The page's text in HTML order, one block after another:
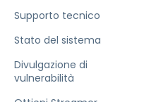
Supporto tecnico
Stato del sistema
Divulgazione di
vulnerabilità